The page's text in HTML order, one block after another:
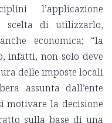
l’applicazione
scelta di utilizzarlo,
economica; “la
infatti, non solo deve
delle imposte locali
assunta dall’ente
motivare la decisione
sulla base di una